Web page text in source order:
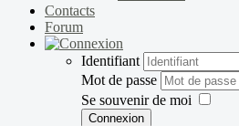
Contacts
Forum
Identifiant
Mot de passe
Se souvenir de moi
Connexion